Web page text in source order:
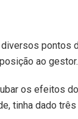
pontos
ao gestor.
os efeitos
tinha dado